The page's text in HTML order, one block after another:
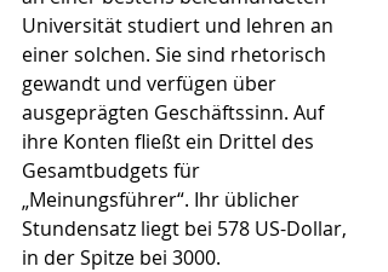
Universität studiert und lehren an
einer solchen. Sie sind rhetorisch
gewandt und verfügen über
ausgeprägten Geschäftssinn. Auf
ihre Konten fließt ein Drittel des
Gesamtbudgets für
„Meinungsführer“. Ihr üblicher
Stundensatz liegt bei 578 US-Dollar,
in der Spitze bei 3000.